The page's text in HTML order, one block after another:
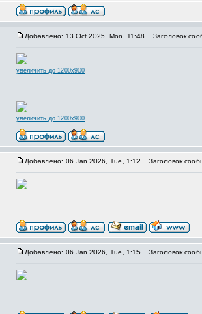
Добавлено: 13 Oct 2025, Mon, 11:48 Заголовок
увеличить до 1200x900
увеличить до 1200x900
Добавлено: 06 Jan 2026, Tue, 1:12 Заголовок
Добавлено: 06 Jan 2026, Tue, 1:15 Заголовок